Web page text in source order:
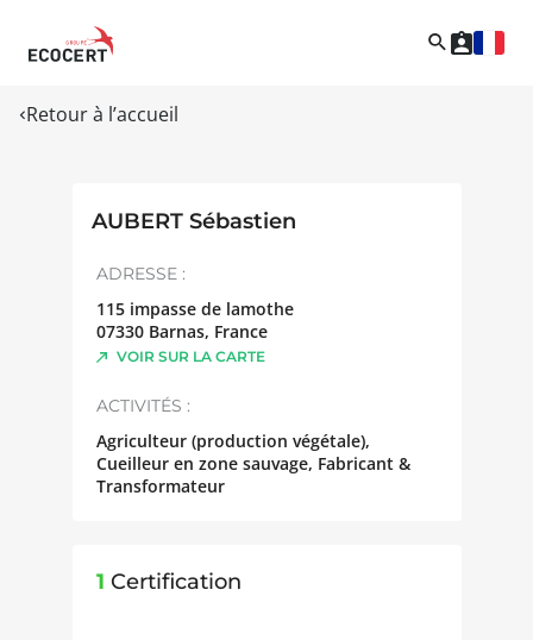
Retour à l’accueil
AUBERT Sébastien
ADRESSE :
115 impasse de lamothe
07330 Barnas, France
VOIR SUR LA CARTE
ACTIVITÉS :
Agriculteur (production végétale),
Cueilleur en zone sauvage, Fabricant &
Transformateur
1 Certification